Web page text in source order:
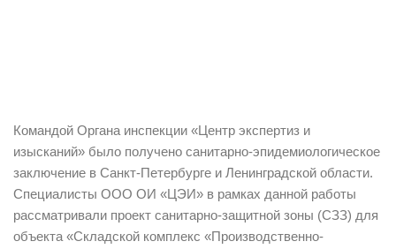
Командой Органа инспекции «Центр экспертиз и
изысканий» было получено санитарно-эпидемиологическое
заключение в Санкт-Петербурге и Ленинградской области.
Специалисты ООО ОИ «ЦЭИ» в рамках данной работы
рассматривали проект санитарно-защитной зоны (СЗЗ) для
объекта «Складской комплекс «Производственно-